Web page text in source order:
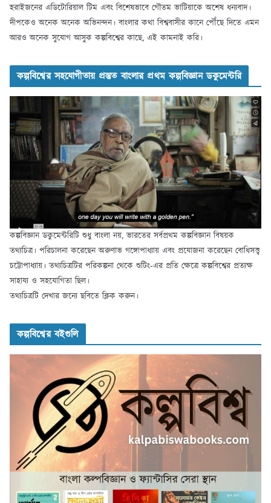
হরাইজনের এডিটোরিয়াল টিম এবং বিশেষভাবে গৌতম ভাটিয়াকে অশেষ ধন্যবাদ।
দীপকেও অনেক অনেক অভিনন্দন। বাংলার কথা বিশ্ববাসীর কানে পৌঁছে দিতে এমন
আরও অনেক সুযোগ আসুক কল্পবিশ্বের কাছে, এই কামনাই করি।
কল্পবিশ্বের সহযোগীতায় প্রস্তুত বাংলার প্রথম কল্পবিজ্ঞান ডকুমেন্টরি
কল্পবিজ্ঞান ডকুমেন্টরিটি শুধু বাংলা নয়, ভারতের সর্বপ্রথম কল্পবিজ্ঞান বিষয়ক
তথ্যচিত্র। পরিচালনা করেছেন অরুণাভ গঙ্গোপাধ্যায় এবং প্রযোজনা করেছেন বোধিসত্ত্ব
চট্টোপাধ্যায়। তথ্যচিত্রটির পরিকল্পনা থেকে শুটিং-এর প্রতি ক্ষেত্রে কল্পবিশ্বের প্রত্যক্ষ
সাহায্য ও সহযোগিতা ছিল।
তথ্যচিত্রটি দেখার জন্যে ছবিতে ক্লিক করুন।
কল্পবিশ্বের বইগুলি